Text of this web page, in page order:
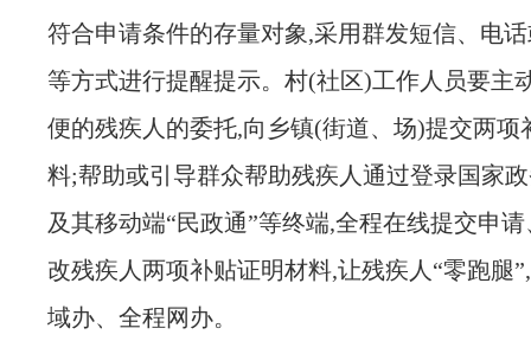
符合申请条件的存量对象,采用群发短信、电
等方式进行提醒提示。村(社区)工作人员要主
便的残疾人的委托,向乡镇(街道、场)提交两项
料;帮助或引导群众帮助残疾人通过登录国家
及其移动端“民政通”等终端,全程在线提交申
改残疾人两项补贴证明材料,让残疾人“零跑腿
域办、全程网办。